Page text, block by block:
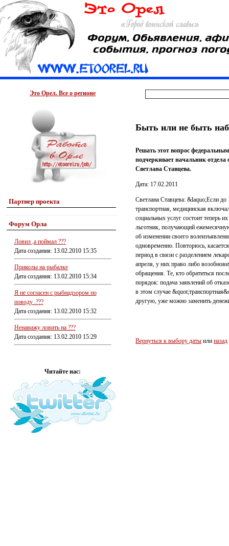
Это Орел. Все о регионе
Партнер проекта
Форум Орла
Ловил ,а поймал ???
Дата создания: 13.02.2010 15:35
Приколы на рыбалке
Дата создания: 13.02.2010 15:34
Я не согласен с рыбнадзором по
поводу .???
Дата создания: 13.02.2010 15:32
Ненавижу ловить на ???
Дата создания: 13.02.2010 15:29
Читайте нас:
Быть или не быть
Решать этот вопрос
подчеркивает начальник
Светлана Ставцева.
Дата: 17.02.2011
Светлана Ставцева: &laquo;Если до
транспортная, медицинская
социальных услуг состоит теперь
льготник, получающий
об изменении своего
одновременно. Повторюсь,
период в связи с разделением
апреля, у них право либо
обращения. Те, кто обратиться
порядок: подача заявлений об
в этом случае
другую, уже можно заменить
Вернуться к выбору даты или назад